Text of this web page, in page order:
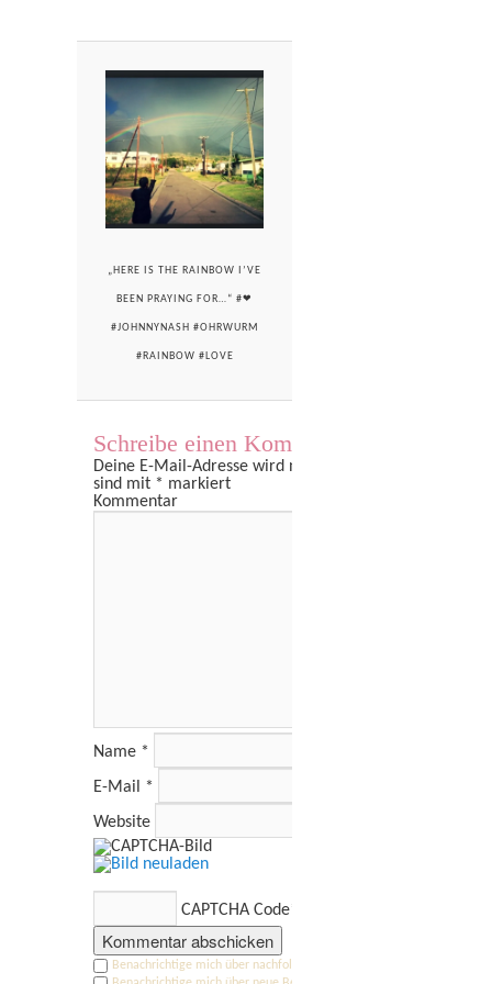
„HERE IS THE RAINBOW I’VE
BEEN PRAYING FOR…“ #❤
#JOHNNYNASH #OHRWURM
#RAINBOW #LOVE
Schreibe einen Kommentar
Deine E-Mail-Adresse wird nicht veröffentlicht.
sind mit * markiert
Kommentar
Name *
E-Mail
*
Website
CAPTCHA Code*
Benachrichtige mich über nachfolgende Kommentare via E-Mail.